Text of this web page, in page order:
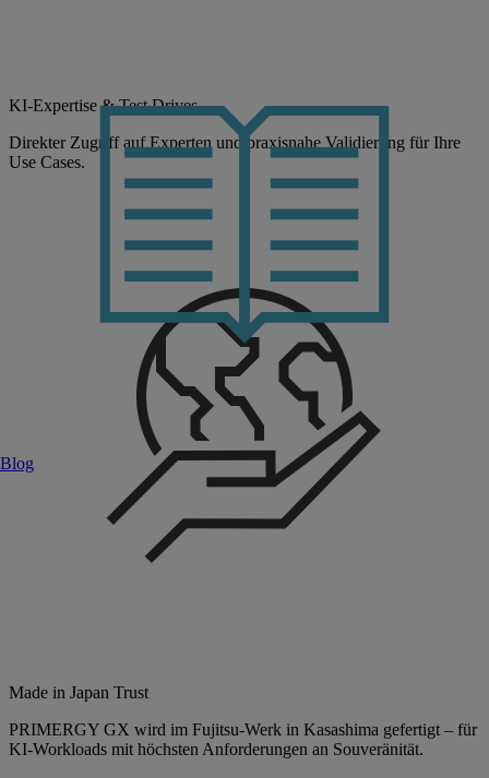
Blog
KI-Expertise & Test Drives
Direkter Zugriff auf Experten und praxisnahe Validierung für Ihre
Use Cases.
Made in Japan Trust
PRIMERGY GX wird im Fujitsu‑Werk in Kasashima gefertigt – für
KI‑Workloads mit höchsten Anforderungen an Souveränität.